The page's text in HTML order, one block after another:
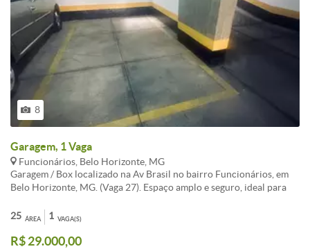
8
Garagem, 1 Vaga
Funcionários, Belo Horizonte, MG
Garagem / Box localizado na Av Brasil no bairro Funcionários, em
Belo Horizonte, MG. (Vaga 27). Espaço amplo e seguro, ideal para
Portaria 24 hrs .O local possui fácil acesso e está em uma região
valorizada da cidade. Não perca essa oportunidade de garantir um
lugar seguro para seu carro! Entre em contato e agende uma
ÁREA
25 VAGA(S)
1
R$ 29.000,00